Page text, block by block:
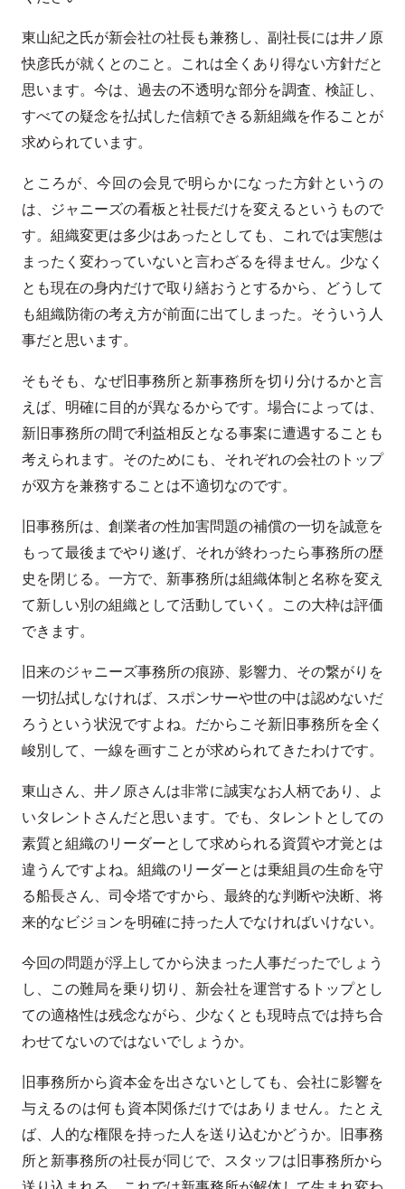
東山紀之氏が新会社の社長も兼務し、副社長には井ノ原
快彦氏が就くとのこと。これは全くあり得ない方針だと
思います。今は、過去の不透明な部分を調査、検証し、
すべての疑念を払拭した信頼できる新組織を作ることが
求められています。
ところが、今回の会見で明らかになった方針というの
は、ジャニーズの看板と社長だけを変えるというもので
す。組織変更は多少はあったとしても、これでは実態は
まったく変わっていないと言わざるを得ません。少なく
とも現在の身内だけで取り繕おうとするから、どうして
も組織防衛の考え方が前面に出てしまった。そういう人
事だと思います。
そもそも、なぜ旧事務所と新事務所を切り分けるかと言
えば、明確に目的が異なるからです。場合によっては、
新旧事務所の間で利益相反となる事案に遭遇することも
考えられます。そのためにも、それぞれの会社のトップ
が双方を兼務することは不適切なのです。
旧事務所は、創業者の性加害問題の補償の一切を誠意を
もって最後までやり遂げ、それが終わったら事務所の歴
史を閉じる。一方で、新事務所は組織体制と名称を変え
て新しい別の組織として活動していく。この大枠は評価
できます。
旧来のジャニーズ事務所の痕跡、影響力、その繋がりを
一切払拭しなければ、スポンサーや世の中は認めないだ
ろうという状況ですよね。だからこそ新旧事務所を全く
峻別して、一線を画すことが求められてきたわけです。
東山さん、井ノ原さんは非常に誠実なお人柄であり、よ
いタレントさんだと思います。でも、タレントとしての
素質と組織のリーダーとして求められる資質や才覚とは
違うんですよね。組織のリーダーとは乗組員の生命を守
る船長さん、司令塔ですから、最終的な判断や決断、将
来的なビジョンを明確に持った人でなければいけない。
今回の問題が浮上してから決まった人事だったでしょう
し、この難局を乗り切り、新会社を運営するトップとし
ての適格性は残念ながら、少なくとも現時点では持ち合
わせてないのではないでしょうか。
旧事務所から資本金を出さないとしても、会社に影響を
与えるのは何も資本関係だけではありません。たとえ
ば、人的な権限を持った人を送り込むかどうか。旧事務
所と新事務所の社長が同じで、スタッフは旧事務所から